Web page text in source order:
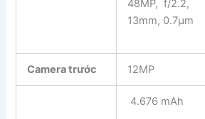
48MP, f/2.2,
13mm, 0.7µm
Camera trước 12MP
4.676 mAh